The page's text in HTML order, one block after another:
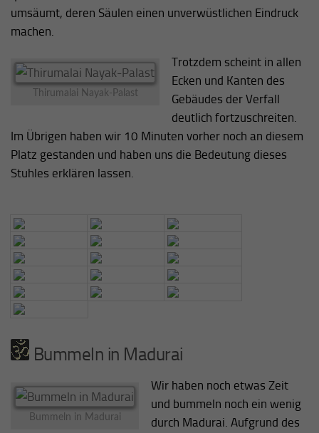
umsäumt, deren Säulen einen unverwüstlichen Eindruck
machen.
Thirumalai Nayak-Palast
Trotzdem scheint in allen
Ecken und Kanten des
Gebäudes der Verfall
deutlich fortzuschreiten.
Im Übrigen haben wir 10 Minuten vorher noch an diesem
Platz gestanden und haben uns die Bedeutung dieses
Stuhles erklären lassen.
Bummeln in Madurai
Bummeln in Madurai
Wir haben noch etwas Zeit
und bummeln noch ein wenig
durch Madurai. Aufgrund des